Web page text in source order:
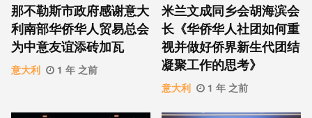
那不勒斯市政府感谢意大
利南部华侨华人贸易总会
为中意友谊添砖加瓦
意大利 1 年 之前
米兰文成同乡会胡海滨会
长《华侨华人社团如何重
视并做好侨界新生代团结
凝聚工作的思考》
意大利 1 年 之前